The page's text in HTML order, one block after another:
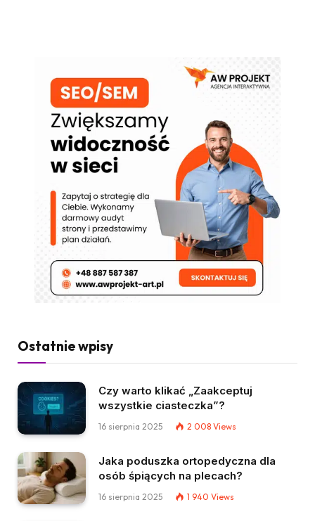
Ostatnie wpisy
Czy warto klikać „Zaakceptuj
wszystkie ciasteczka”?
16 sierpnia 2025 2 008 Views
Jaka poduszka ortopedyczna dla
osób śpiących na plecach?
16 sierpnia 2025 1 940 Views